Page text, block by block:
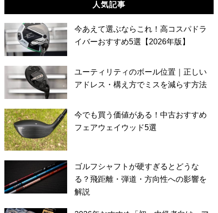
人気記事
今あえて選ぶならこれ！高コスパドラ
イバーおすすめ5選【2026年版】
ユーティリティのボール位置｜正しい
アドレス・構え方でミスを減らす方法
今でも買う価値がある！中古おすすめ
フェアウェイウッド5選
ゴルフシャフトが硬すぎるとどうな
る？飛距離・弾道・方向性への影響を
解説